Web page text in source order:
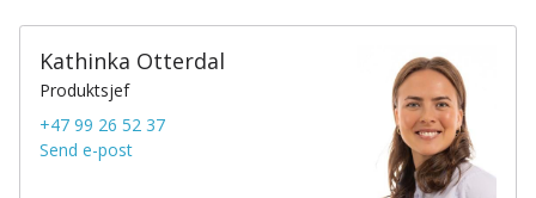
Kathinka Otterdal
Produktsjef
+47 99 26 52 37
Send e-post